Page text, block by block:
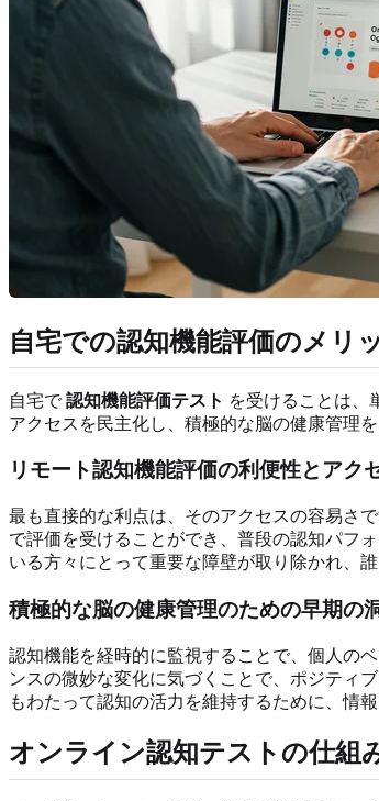
自宅での認知機能評価のメリ
自宅で認知機能評価テスト を受けることは、
アクセスを民主化し、積極的な脳の健康管理
リモート認知機能評価の利便性とアク
最も直接的な利点は、そのアクセスの容易さ
で評価を受けることができ、普段の認知パフ
いる方々にとって重要な障壁が取り除かれ、
積極的な脳の健康管理のための早期の
認知機能を経時的に監視することで、個人の
ンスの微妙な変化に気づくことで、ポジティ
もわたって認知の活力を維持するために、情
オンライン認知テストの仕組